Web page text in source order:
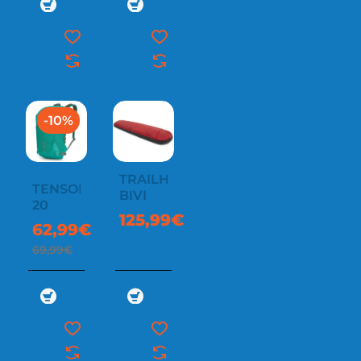
-10%
TENSOR
20
62,99€
69,99€
TRAILHEAD
BIVI
125,99€